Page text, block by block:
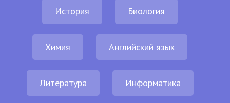
История Биология
Химия Английский язык
Литература Информатика